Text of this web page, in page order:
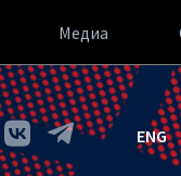
Медиа
ENG